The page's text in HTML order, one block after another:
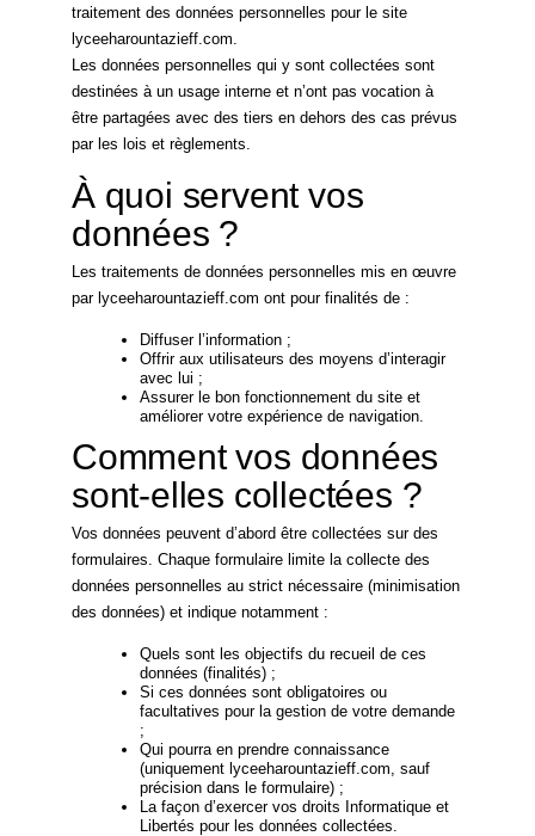
traitement des données personnelles pour le site
lyceeharountazieff.com.
Les données personnelles qui y sont collectées sont
destinées à un usage interne et n’ont pas vocation à
être partagées avec des tiers en dehors des cas prévus
par les lois et règlements.
À quoi servent vos
données ?
Les traitements de données personnelles mis en œuvre
par lyceeharountazieff.com ont pour finalités de :
Diffuser l’information ;
Offrir aux utilisateurs des moyens d’interagir
avec lui ;
Assurer le bon fonctionnement du site et
améliorer votre expérience de navigation.
Comment vos données
sont-elles collectées ?
Vos données peuvent d’abord être collectées sur des
formulaires. Chaque formulaire limite la collecte des
données personnelles au strict nécessaire (minimisation
des données) et indique notamment :
Quels sont les objectifs du recueil de ces
données (finalités) ;
Si ces données sont obligatoires ou
facultatives pour la gestion de votre demande
;
Qui pourra en prendre connaissance
(uniquement lyceeharountazieff.com, sauf
précision dans le formulaire) ;
La façon d’exercer vos droits Informatique et
Libertés pour les données collectées.